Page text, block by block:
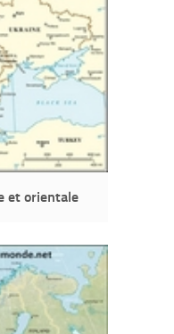
et orientale